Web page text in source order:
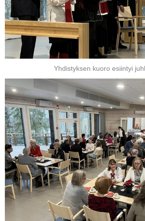
Yhdistyksen kuoro esiintyi